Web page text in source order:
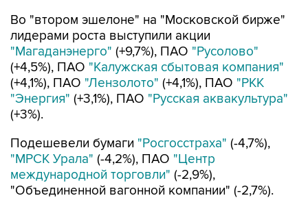
Во "втором эшелоне" на "Московской бирже"
лидерами роста выступили акции
"Магаданэнерго" (+9,7%), ПАО "Русолово"
(+4,5%), ПАО "Калужская сбытовая компания"
(+4,1%), ПАО "Лензолото" (+4,1%), ПАО "РКК
"Энергия" (+3,1%), ПАО "Русская аквакультура"
(+3%).
Подешевели бумаги "Росгосстраха" (-4,7%),
"МРСК Урала" (-4,2%), ПАО "Центр
международной торговли" (-2,9%),
"Объединенной вагонной компании" (-2,7%).